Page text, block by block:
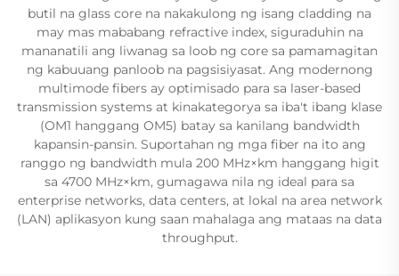
butil na glass core na nakakulong ng isang cladding na
may mas mababang refractive index, siguraduhin na
mananatili ang liwanag sa loob ng core sa pamamagitan
ng kabuuang panloob na pagsisiyasat. Ang modernong
multimode fibers ay optimisado para sa laser-based
transmission systems at kinakategorya sa iba't ibang klase
(OM1 hanggang OM5) batay sa kanilang bandwidth
kapansin-pansin. Suportahan ng mga fiber na ito ang
ranggo ng bandwidth mula 200 MHz×km hanggang higit
sa 4700 MHz×km, gumagawa nila ng ideal para sa
enterprise networks, data centers, at lokal na area network
(LAN) aplikasyon kung saan mahalaga ang mataas na data
throughput.